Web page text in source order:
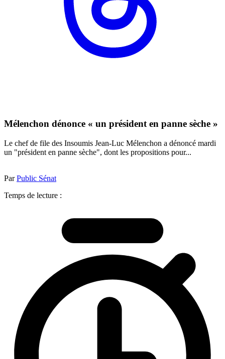
Mélenchon dénonce « un président en panne sèche »
Le chef de file des Insoumis Jean-Luc Mélenchon a dénoncé mardi
un "président en panne sèche", dont les propositions pour...
ParPublic Sénat
Temps de lecture :